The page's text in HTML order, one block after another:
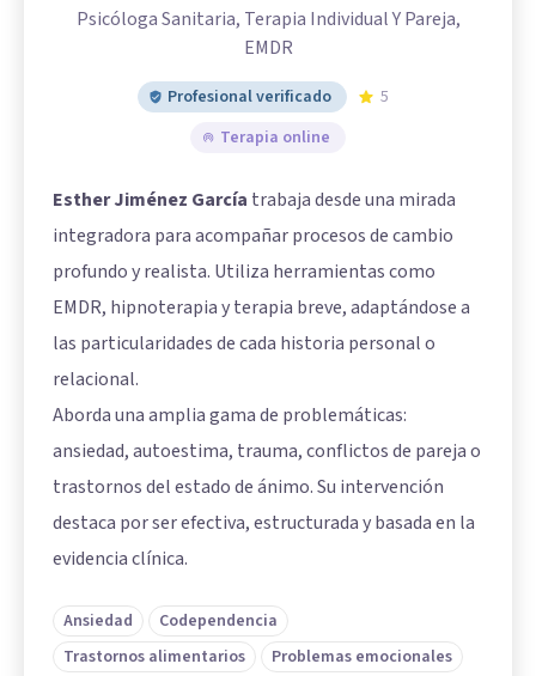
Psicóloga Sanitaria, Terapia Individual Y Pareja,
EMDR
Profesional verificado
5
Terapia online
Esther Jiménez García trabaja desde una mirada
integradora para acompañar procesos de cambio
profundo y realista. Utiliza herramientas como
EMDR, hipnoterapia y terapia breve, adaptándose a
las particularidades de cada historia personal o
relacional.
Aborda una amplia gama de problemáticas:
ansiedad, autoestima, trauma, conflictos de pareja o
trastornos del estado de ánimo. Su intervención
destaca por ser efectiva, estructurada y basada en la
evidencia clínica.
Ansiedad
Codependencia
Trastornos alimentarios
Problemas emocionales